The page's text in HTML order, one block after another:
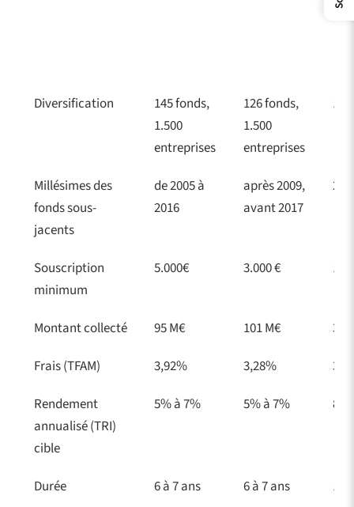
Diversification
145 fonds,
1.500
entreprises
126 fonds,
1.500
entreprises
12
Millésimes des
fonds sous-
jacents
de 2005 à
2016
après 2009,
avant 2017
Souscription
minimum
5.000€ 3.000 €
Montant collecté 95 M€ 101 M€
38
Frais (TFAM)
3,92% 3,28%
Rendement
annualisé (TRI)
cible
5% à 7% 5% à 7% 8%
Durée 6 à 7 ans 6 à 7 ans 10